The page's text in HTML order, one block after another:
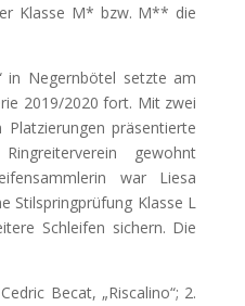
Klasse M* bzw. M** die
in Negernbötel setzte am
2019/2020 fort. Mit zwei
präsentierte
gewohnt
war Liesa
Stilspringprüfung Klasse L
Schleifen sichern. Die
Becat, „Riscalino“; 2.